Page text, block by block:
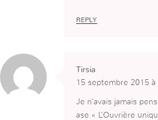
REPLY
Tirsia
15 septembre 2015 à
Je n’avais jamais
ase « L’Ouvrière